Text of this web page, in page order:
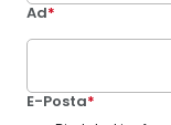
Ad*
E-Posta*